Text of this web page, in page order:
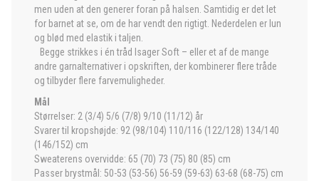
men uden at den generer foran på halsen. Samtidig er det let
for barnet at se, om de har vendt den rigtigt. Nederdelen er lun
og blød med elastik i taljen.
Begge strikkes i én tråd Isager Soft – eller et af de mange
andre garnalternativer i opskriften, der kombinerer flere tråde
og tilbyder flere farvemuligheder.
Mål
Størrelser: 2 (3/4) 5/6 (7/8) 9/10 (11/12) år
Svarer til kropshøjde: 92 (98/104) 110/116 (122/128) 134/140
(146/152) cm
Sweaterens overvidde: 65 (70) 73 (75) 80 (85) cm
Passer brystmål: 50-53 (53-56) 56-59 (59-63) 63-68 (68-75) cm